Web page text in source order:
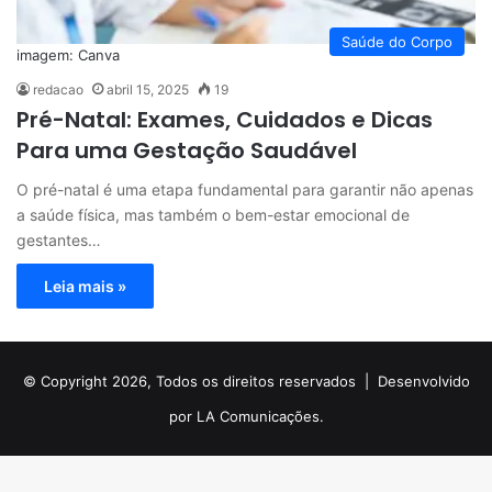
Saúde do Corpo
imagem: Canva
redacao abril 15, 2025 19
Pré-Natal: Exames, Cuidados e Dicas
Para uma Gestação Saudável
O pré-natal é uma etapa fundamental para garantir não apenas
a saúde física, mas também o bem-estar emocional de
gestantes…
Leia mais »
© Copyright 2026, Todos os direitos reservados | Desenvolvido
por LA Comunicações.